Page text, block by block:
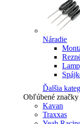
Náradie
Ďalšia
Obľúbené značky
Kavan
Traxxas